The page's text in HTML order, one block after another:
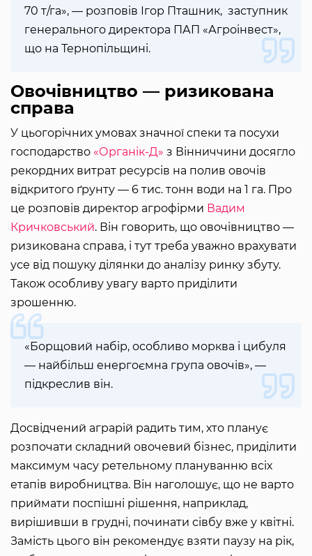
70 т/га», — розповів Ігор Пташник, заступник
генерального директора ПАП «Агроінвест»,
що на Тернопільщині.
Овочівництво — ризикована
справа
У цьогорічних умовах значної спеки та посухи
господарство «Органік-Д» з Вінниччини досягло
рекордних витрат ресурсів на полив овочів
відкритого ґрунту — 6 тис. тонн води на 1 га. Про
це розповів директор агрофірми Вадим
Кричковський. Він говорить, що овочівництво —
ризикована справа, і тут треба уважно врахувати
усе від пошуку ділянки до аналізу ринку збуту.
Також особливу увагу варто приділити
зрошенню.
«Борщовий набір, особливо морква і цибуля
— найбільш енергоємна група овочів», —
підкреслив він.
Досвідчений аграрій радить тим, хто планує
розпочати складний овочевий бізнес, приділити
максимум часу ретельному плануванню всіх
етапів виробництва. Він наголошує, що не варто
приймати поспішні рішення, наприклад,
вирішивши в грудні, починати сівбу вже у квітні.
Замість цього він рекомендує взяти паузу на рік,